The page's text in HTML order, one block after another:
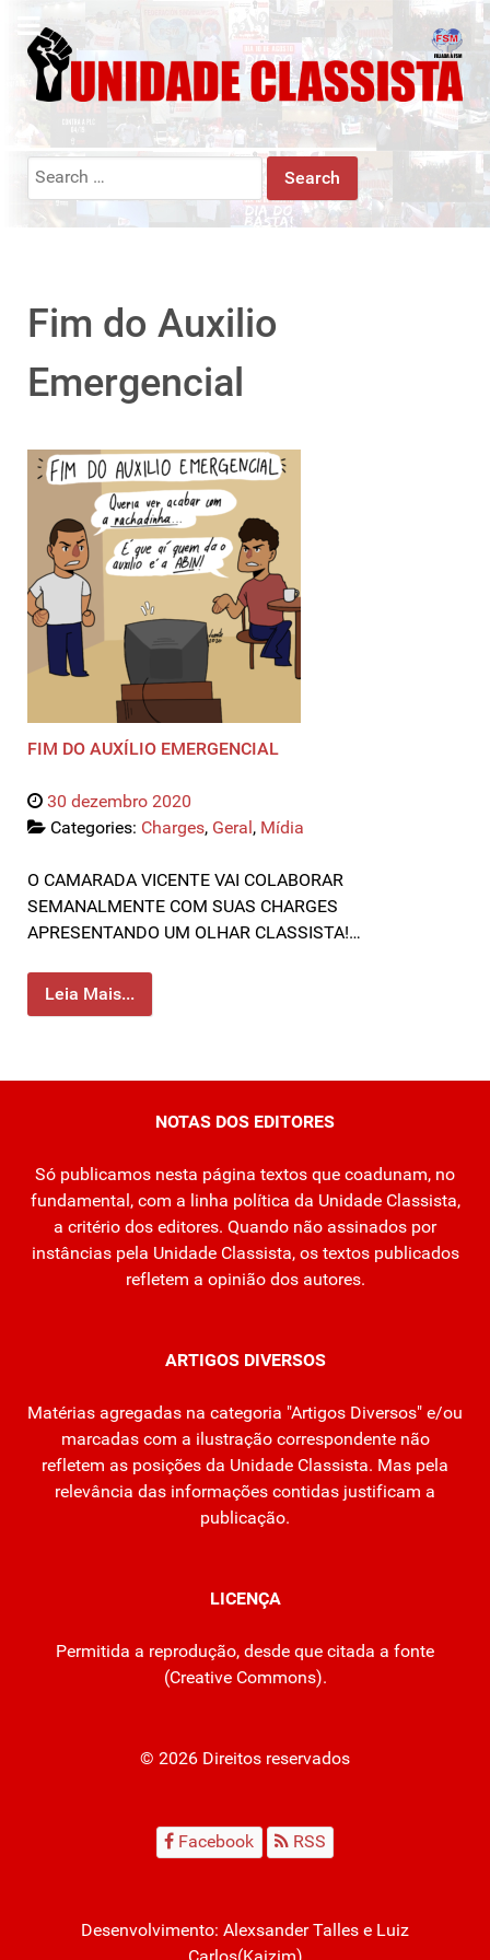
Search
Fim do Auxilio
Emergencial
FIM DO AUXÍLIO EMERGENCIAL
30 dezembro 2020
Categories: Charges, Geral, Mídia
O CAMARADA VICENTE VAI COLABORAR
SEMANALMENTE COM SUAS CHARGES
APRESENTANDO UM OLHAR CLASSISTA!…
Leia Mais...
NOTAS DOS EDITORES
Só publicamos nesta página textos que coadunam, no
fundamental, com a linha política da Unidade Classista,
a critério dos editores. Quando não assinados por
instâncias pela Unidade Classista, os textos publicados
refletem a opinião dos autores.
ARTIGOS DIVERSOS
Matérias agregadas na categoria "Artigos Diversos" e/ou
marcadas com a ilustração correspondente não
refletem as posições da Unidade Classista. Mas pela
relevância das informações contidas justificam a
publicação.
LICENÇA
Permitida a reprodução, desde que citada a fonte
(Creative Commons).
© 2026 Direitos reservados
Facebook RSS
Desenvolvimento: Alexsander Talles e Luiz